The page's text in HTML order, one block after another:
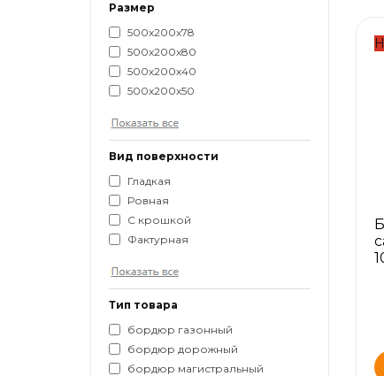
Размер
500x200x78
500x200x80
500х200х40
500х200х50
Вид поверхности
Гладкая
Ровная
С крошкой
Фактурная
Тип товара
бордюр газонный
бордюр дорожный
бордюр магистральный